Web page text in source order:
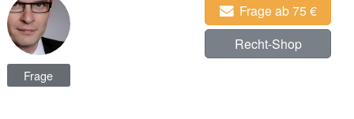
Frage
Frage ab 75 €
Recht-Shop